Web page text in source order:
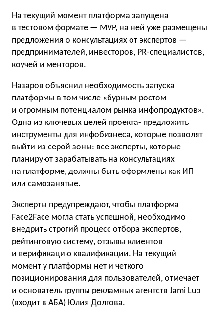
На текущий момент платформа запущена
в тестовом формате — MVP, на ней уже размещены
предложения о консультациях от экспертов —
предпринимателей, инвесторов, PR-специалистов,
коучей и менторов.
Назаров объяснил необходимость запуска
платформы в том числе «бурным ростом
и огромным потенциалом рынка инфопродуктов».
Одна из ключевых целей проекта- предложить
инструменты для инфобизнеса, которые позволят
выйти из серой зоны: все эксперты, которые
планируют зарабатывать на консультациях
на платформе, должны быть оформлены как ИП
или самозанятые.
Эксперты предупреждают, чтобы платформа
Face2Face могла стать успешной, необходимо
внедрить строгий процесс отбора экспертов,
рейтинговую систему, отзывы клиентов
и верификацию квалификации. На текущий
момент у платформы нет и четкого
позиционирования для пользователей, отмечает
и основатель группы рекламных агентств Jami Lup
(входит в АБА) Юлия Долгова.